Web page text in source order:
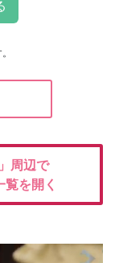
」周辺で
を開く